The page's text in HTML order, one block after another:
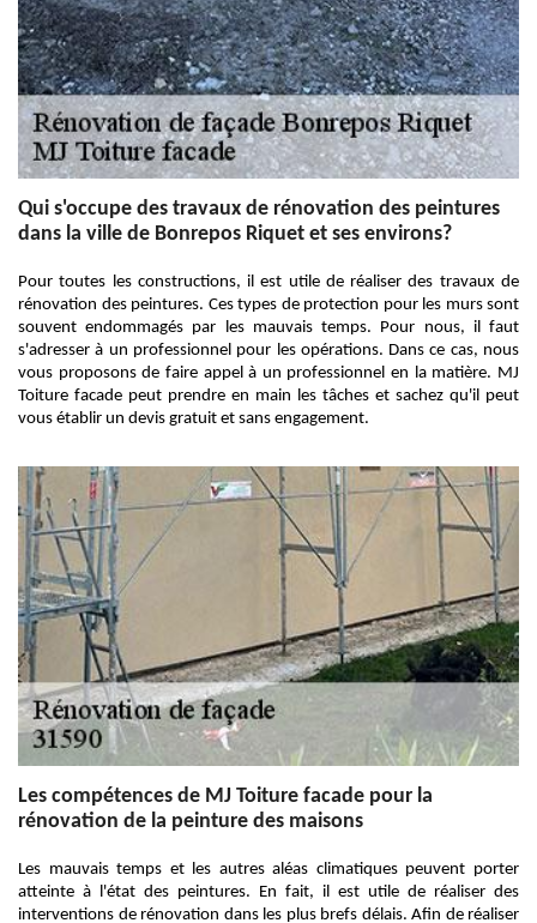
Qui s'occupe des travaux de rénovation des peintures
dans la ville de Bonrepos Riquet et ses environs?
Pour toutes les constructions, il est utile de réaliser des travaux de
rénovation des peintures. Ces types de protection pour les murs sont
souvent endommagés par les mauvais temps. Pour nous, il faut
s'adresser à un professionnel pour les opérations. Dans ce cas, nous
vous proposons de faire appel à un professionnel en la matière. MJ
Toiture facade peut prendre en main les tâches et sachez qu'il peut
vous établir un devis gratuit et sans engagement.
Les compétences de MJ Toiture facade pour la
rénovation de la peinture des maisons
Les mauvais temps et les autres aléas climatiques peuvent porter
atteinte à l'état des peintures. En fait, il est utile de réaliser des
interventions de rénovation dans les plus brefs délais. Afin de réaliser